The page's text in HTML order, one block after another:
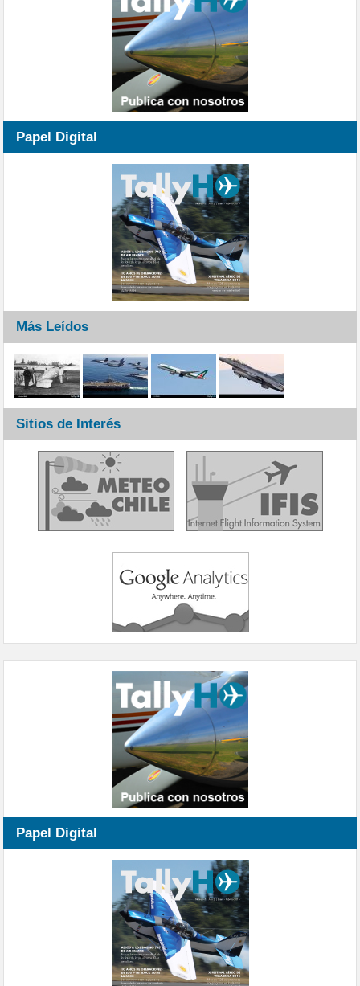
Papel Digital
Más Leídos
Sitios de Interés
Papel Digital